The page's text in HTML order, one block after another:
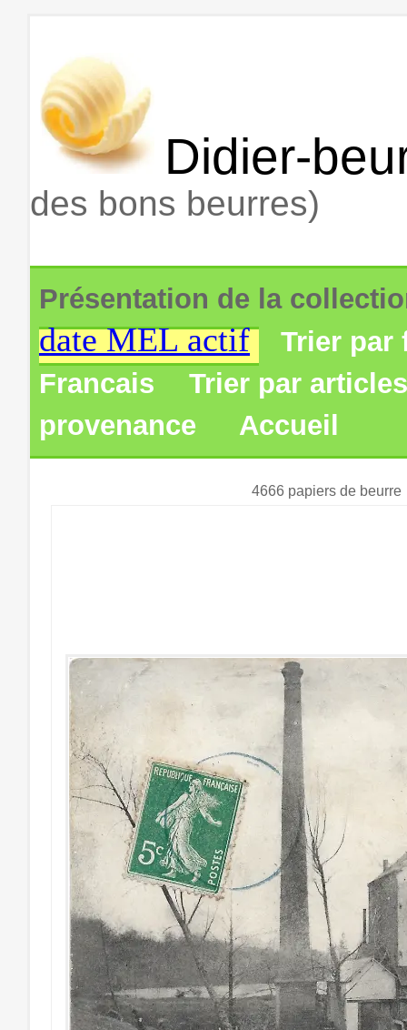
Didier-
des bons beurres)
Présentation de la
date MEL actif
Trier par
Francais
Trier par
provenance
Accueil
4666 papiers de beurre